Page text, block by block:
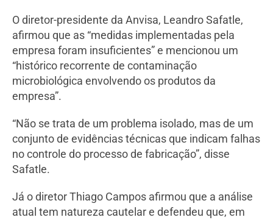
O diretor-presidente da Anvisa, Leandro Safatle,
afirmou que as “medidas implementadas pela
empresa foram insuficientes” e mencionou um
“histórico recorrente de contaminação
microbiológica envolvendo os produtos da
empresa”.
“Não se trata de um problema isolado, mas de um
conjunto de evidências técnicas que indicam falhas
no controle do processo de fabricação”, disse
Safatle.
Já o diretor Thiago Campos afirmou que a análise
atual tem natureza cautelar e defendeu que, em